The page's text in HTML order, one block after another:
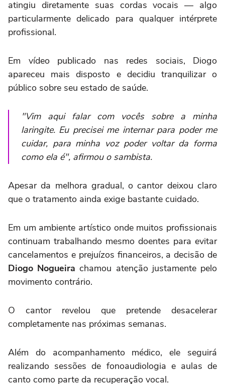
atingiu diretamente suas cordas vocais — algo
particularmente delicado para qualquer intérprete
profissional.
Em vídeo publicado nas redes sociais, Diogo
apareceu mais disposto e decidiu tranquilizar o
público sobre seu estado de saúde.
"Vim aqui falar com vocês sobre a minha
laringite. Eu precisei me internar para poder me
cuidar, para minha voz poder voltar da forma
como ela é", afirmou o sambista.
Apesar da melhora gradual, o cantor deixou claro
que o tratamento ainda exige bastante cuidado.
Em um ambiente artístico onde muitos profissionais
continuam trabalhando mesmo doentes para evitar
cancelamentos e prejuízos financeiros, a decisão de
Diogo Nogueira chamou atenção justamente pelo
movimento contrário.
O cantor revelou que pretende desacelerar
completamente nas próximas semanas.
Além do acompanhamento médico, ele seguirá
realizando sessões de fonoaudiologia e aulas de
canto como parte da recuperação vocal.